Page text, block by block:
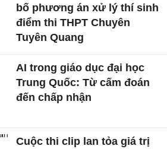
bố phương án xử lý thí sinh
điểm thi THPT Chuyên
Tuyên Quang
AI trong giáo dục đại học
Trung Quốc: Từ cấm đoán
đến chấp nhận
Cuộc thi clip lan tỏa giá trị